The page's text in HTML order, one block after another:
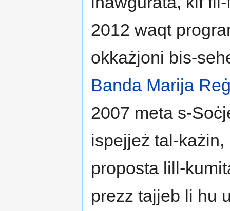
2012 waqt
okkażjoni bis-
Banda Marija
2007 meta s-
ispejjeż tal-każin,
proposta lill-
prezz tajjeb li hu